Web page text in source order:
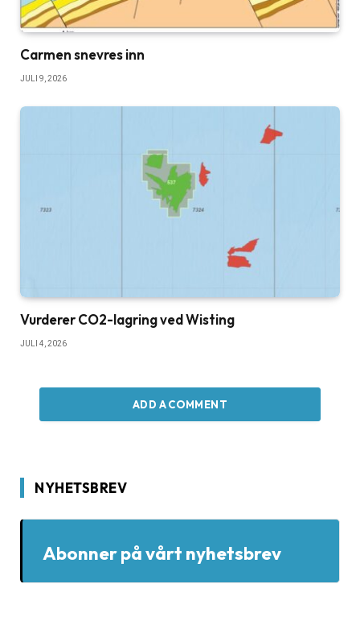
Carmen snevres inn
JULI 9, 2026
Vurderer CO2-lagring ved Wisting
JULI 4, 2026
ADD A COMMENT
NYHETSBREV
Abonner på vårt nyhetsbrev